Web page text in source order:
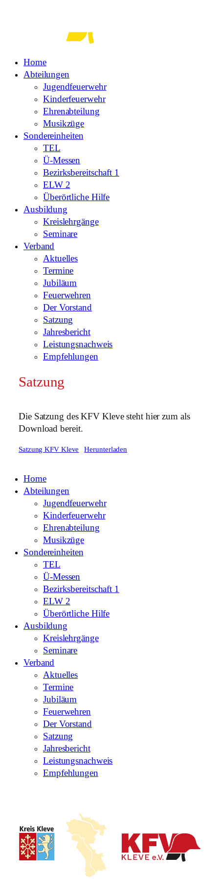
Home
Abteilungen
Jugendfeuerwehr
Kinderfeuerwehr
Ehrenabteilung
Musikzüge
Sondereinheiten
TEL
Ü-Messen
Bezirksbereitschaft 1
ELW 2
Überörtliche Hilfe
Ausbildung
Kreislehrgänge
Seminare
Verband
Aktuelles
Termine
Jubiläum
Feuerwehren
Der Vorstand
Satzung
Jahresbericht
Leistungsnachweis
Empfehlungen
Satzung
Die Satzung des KFV Kleve steht hier zum als
Download bereit.
Satzung KFV Kleve Herunterladen
Home
Abteilungen
Jugendfeuerwehr
Kinderfeuerwehr
Ehrenabteilung
Musikzüge
Sondereinheiten
TEL
Ü-Messen
Bezirksbereitschaft 1
ELW 2
Überörtliche Hilfe
Ausbildung
Kreislehrgänge
Seminare
Verband
Aktuelles
Termine
Jubiläum
Feuerwehren
Der Vorstand
Satzung
Jahresbericht
Leistungsnachweis
Empfehlungen